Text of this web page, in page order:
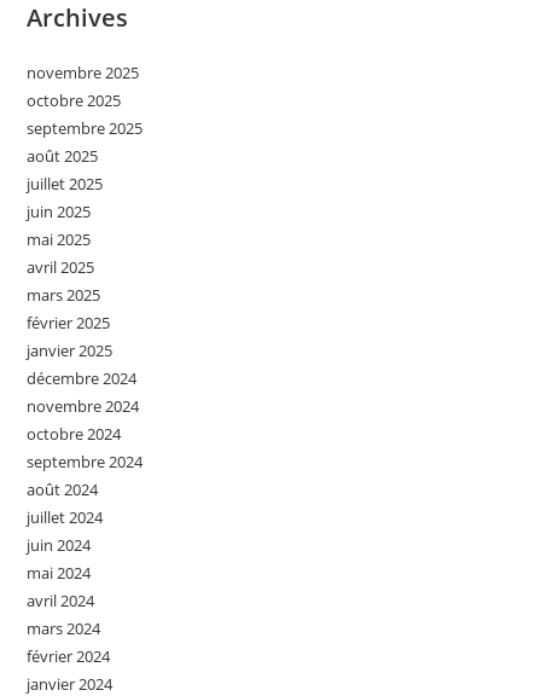
Archives
novembre 2025
octobre 2025
septembre 2025
août 2025
juillet 2025
juin 2025
mai 2025
avril 2025
mars 2025
février 2025
janvier 2025
décembre 2024
novembre 2024
octobre 2024
septembre 2024
août 2024
juillet 2024
juin 2024
mai 2024
avril 2024
mars 2024
février 2024
janvier 2024